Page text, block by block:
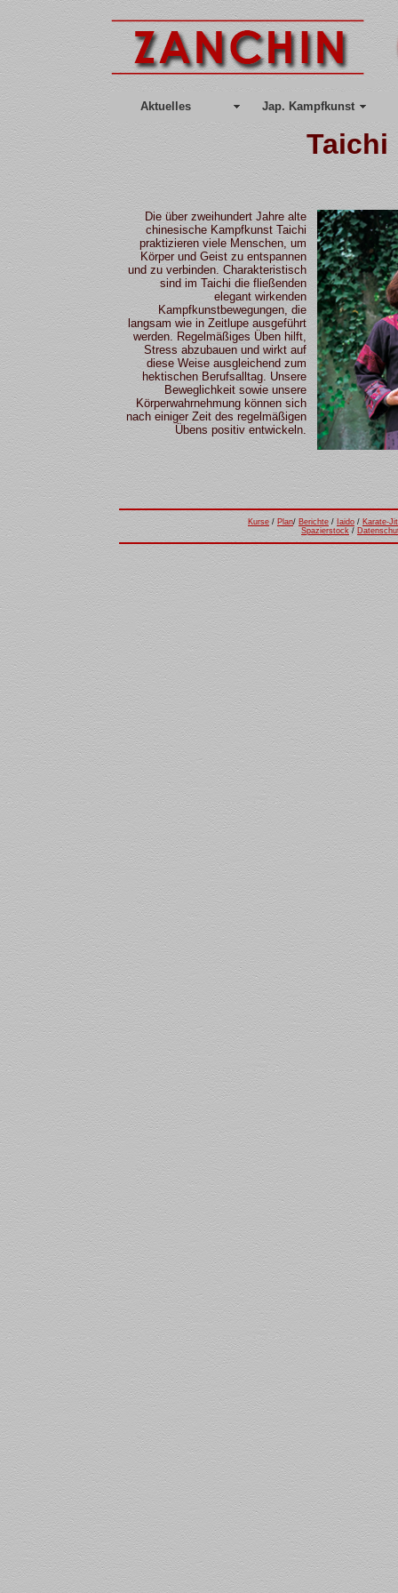
Aktuelles Jap. Kampfkunst
Taichi
Die über zweihundert Jahre alte
chinesische Kampfkunst Taichi
praktizieren viele Menschen, um
Körper und Geist zu entspannen
und zu verbinden. Charakteristisch
sind im Taichi die fließenden
elegant wirkenden
Kampfkunstbewegungen, die
langsam wie in Zeitlupe ausgeführt
werden. Regelmäßiges Üben hilft,
Stress abzubauen und wirkt auf
diese Weise ausgleichend zum
hektischen Berufsalltag. Unsere
Beweglichkeit sowie unsere
Körperwahrnehmung können sich
nach einiger Zeit des regelmäßigen
Übens positiv entwickeln.
Kurse / Plan/ Berichte / Iaido / Karate-
Spazierstock /